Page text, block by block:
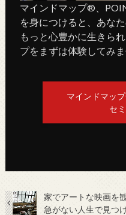
マインドマップ®、
を身につけると、あな
もっと心豊かに生きら
プをまずは体験してみ
マインドマッ
セ
家でアートな映画を
急がない人生で見つ